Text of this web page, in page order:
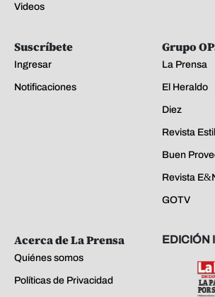
Videos
Suscríbete
Ingresar
Notificaciones
Grupo
La Prensa
El Heraldo
Diez
Revista
Buen
Revista
GOTV
Acerca de La Prensa
Quiénes somos
Políticas de Privacidad
EDICIÓN